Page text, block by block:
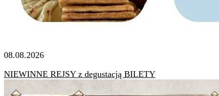
08.08.2026
NIEWINNE REJSY z degustacją BILETY